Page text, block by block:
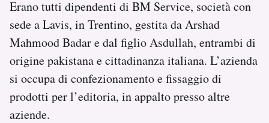
Erano tutti dipendenti di BM Service, società con
sede a Lavis, in Trentino, gestita da Arshad
Mahmood Badar e dal figlio Asdullah, entrambi di
origine pakistana e cittadinanza italiana. L’azienda
si occupa di confezionamento e fissaggio di
prodotti per l’editoria, in appalto presso altre
aziende.